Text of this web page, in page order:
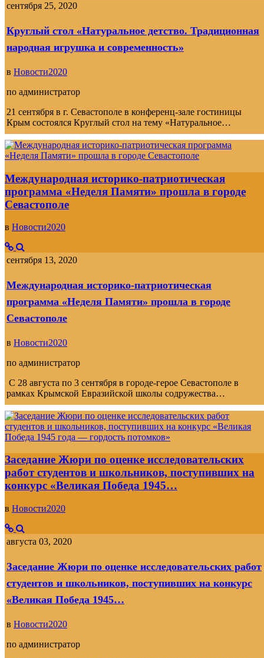
сентября 25, 2020
Круглый стол «Натуральное детство. Традиционная
народная игрушка и современность»
в Новости2020
по администратор
21 сентября в г. Севастополе в конференц-зале гостиницы
Крым состоялся Круглый стол на тему «Натуральное…
Международная историко-патриотическая
программа «Неделя Памяти» прошла в городе
Севастополе
в Новости2020
сентября 13, 2020
Международная историко-патриотическая
программа «Неделя Памяти» прошла в городе
Севастополе
в Новости2020
по администратор
С 28 августа по 3 сентября в городе-герое Севастополе в
рамках Крымской Евразийской школы содружества…
Заседание Жюри по оценке исследовательских
работ студентов и школьников, поступивших на
конкурс «Великая Победа 1945…
в Новости2020
августа 03, 2020
Заседание Жюри по оценке исследовательских работ
студентов и школьников, поступивших на конкурс
«Великая Победа 1945…
в Новости2020
по администратор